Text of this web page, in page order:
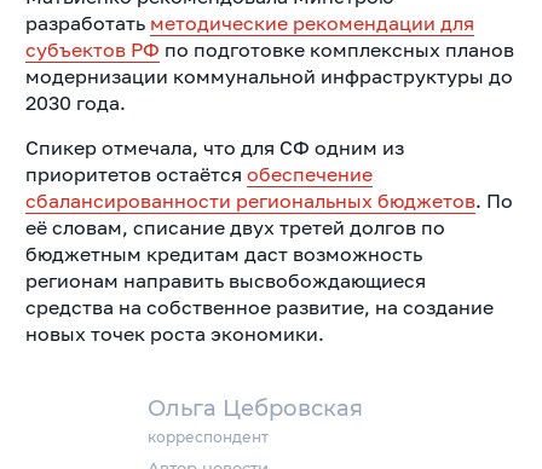
Ольга Цебровская
корреспондент
разработать методические рекомендации для
субъектов РФ по подготовке комплексных планов
модернизации коммунальной инфраструктуры до
2030 года.
Спикер отмечала, что для СФ одним из
приоритетов остаётся обеспечение
сбалансированности региональных бюджетов. По
её словам, списание двух третей долгов по
бюджетным кредитам даст возможность
регионам направить высвобождающиеся
средства на собственное развитие, на создание
новых точек роста экономики.